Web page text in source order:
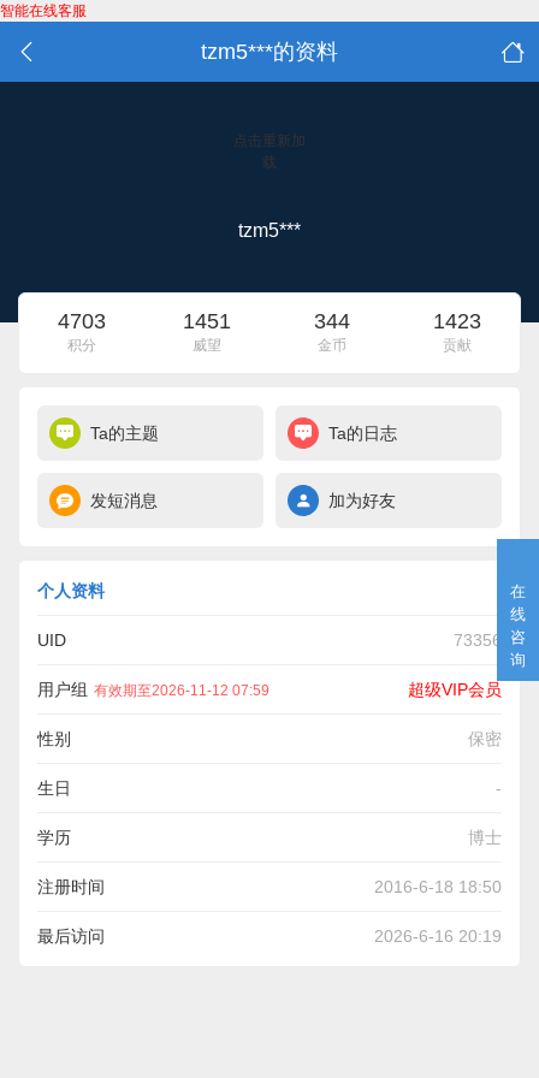
智能在线客服
在
线
咨
询
tzm5***的资料
点击重新加
载
tzm5***
4703
积分
1451
威望
344
金币
1423
贡献
Ta的主题 Ta的日志
发短消息 加为好友
个人资料
UID 73356
用户组 有效期至2026-11-12 07:59 超级VIP会员
性别 保密
生日 -
学历 博士
注册时间 2016-6-18 18:50
最后访问 2026-6-16 20:19